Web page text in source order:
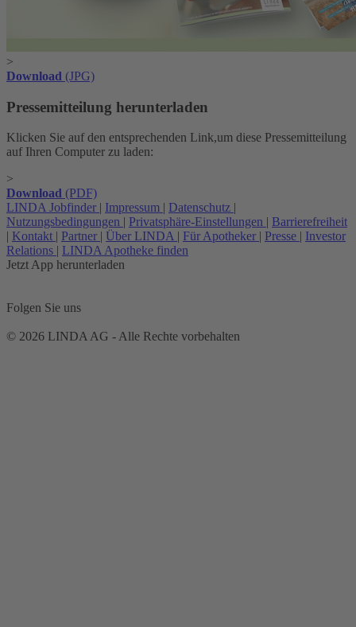
>
Download (JPG)
Pressemitteilung herunterladen
Klicken Sie auf den entsprechenden Link,um diese Pressemitteilung
auf Ihren Computer zu laden:
>
Download (PDF)
LINDA Jobfinder | Impressum | Datenschutz |
Nutzungsbedingungen | Privatsphäre-Einstellungen | Barrierefreiheit
| Kontakt | Partner | Über LINDA | Für Apotheker | Presse | Investor
Relations | LINDA Apotheke finden
Jetzt App herunterladen
Folgen Sie uns
© 2026 LINDA AG - Alle Rechte vorbehalten